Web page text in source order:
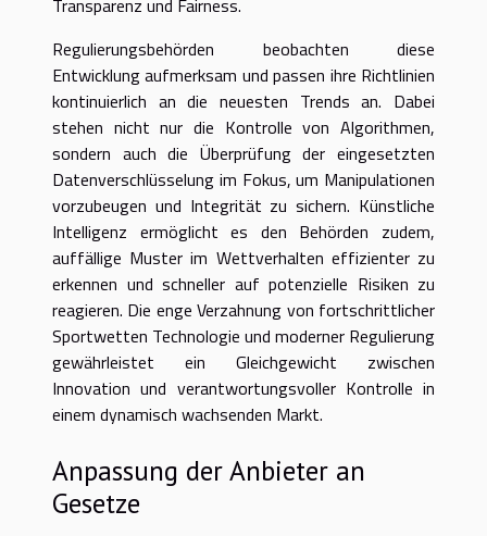
Transparenz und Fairness.
Regulierungsbehörden beobachten diese
Entwicklung aufmerksam und passen ihre Richtlinien
kontinuierlich an die neuesten Trends an. Dabei
stehen nicht nur die Kontrolle von Algorithmen,
sondern auch die Überprüfung der eingesetzten
Datenverschlüsselung im Fokus, um Manipulationen
vorzubeugen und Integrität zu sichern. Künstliche
Intelligenz ermöglicht es den Behörden zudem,
auffällige Muster im Wettverhalten effizienter zu
erkennen und schneller auf potenzielle Risiken zu
reagieren. Die enge Verzahnung von fortschrittlicher
Sportwetten Technologie und moderner Regulierung
gewährleistet ein Gleichgewicht zwischen
Innovation und verantwortungsvoller Kontrolle in
einem dynamisch wachsenden Markt.
Anpassung der Anbieter an
Gesetze